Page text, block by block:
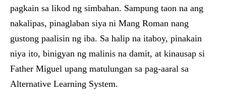
pagkain sa likod ng simbahan. Sampung taon na ang
nakalipas, pinaglaban siya ni Mang Roman nang
gustong paalisin ng iba. Sa halip na itaboy, pinakain
niya ito, binigyan ng malinis na damit, at kinausap si
Father Miguel upang matulungan sa pag-aaral sa
Alternative Learning System.